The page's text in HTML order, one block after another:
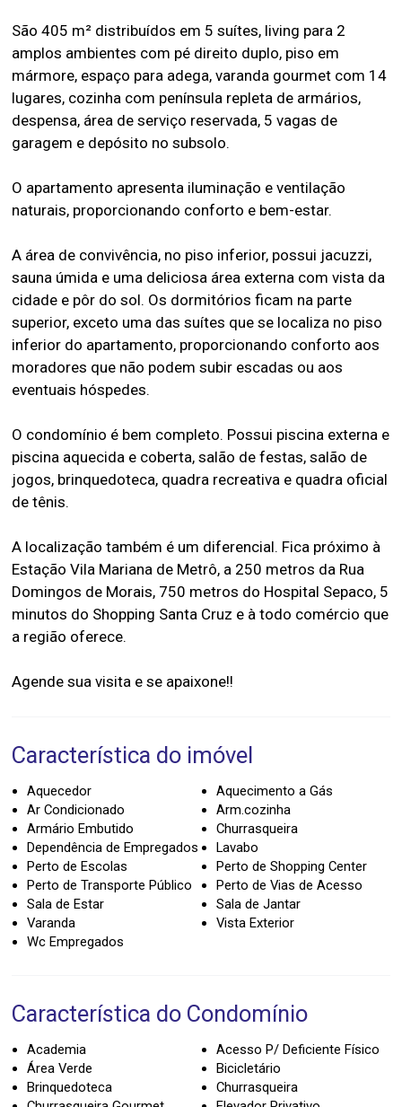
São 405 m² distribuídos em 5 suítes, living para 2
amplos ambientes com pé direito duplo, piso em
mármore, espaço para adega, varanda gourmet com 14
lugares, cozinha com península repleta de armários,
despensa, área de serviço reservada, 5 vagas de
garagem e depósito no subsolo.
O apartamento apresenta iluminação e ventilação
naturais, proporcionando conforto e bem-estar.
A área de convivência, no piso inferior, possui jacuzzi,
sauna úmida e uma deliciosa área externa com vista da
cidade e pôr do sol. Os dormitórios ficam na parte
superior, exceto uma das suítes que se localiza no piso
inferior do apartamento, proporcionando conforto aos
moradores que não podem subir escadas ou aos
eventuais hóspedes.
O condomínio é bem completo. Possui piscina externa e
piscina aquecida e coberta, salão de festas, salão de
jogos, brinquedoteca, quadra recreativa e quadra oficial
de tênis.
A localização também é um diferencial. Fica próximo à
Estação Vila Mariana de Metrô, a 250 metros da Rua
Domingos de Morais, 750 metros do Hospital Sepaco, 5
minutos do Shopping Santa Cruz e à todo comércio que
a região oferece.
Característica do imóvel
Aquecedor
Aquecimento a Gás
Ar Condicionado
Arm.cozinha
Armário Embutido
Churrasqueira
Dependência de Empregados
Lavabo
Perto de Escolas
Perto de Shopping Center
Perto de Transporte Público
Perto de Vias de Acesso
Sala de Estar
Sala de Jantar
Varanda
Vista Exterior
Wc Empregados
Característica do Condomínio
Academia
Acesso P/ Deficiente Físico
Área Verde
Bicicletário
Brinquedoteca
Churrasqueira